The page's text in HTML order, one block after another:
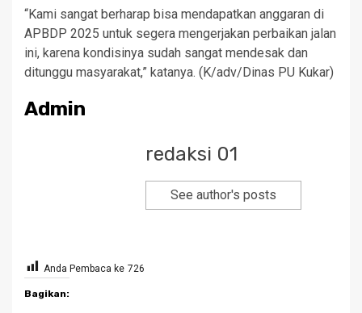
“Kami sangat berharap bisa mendapatkan anggaran di
APBDP 2025 untuk segera mengerjakan perbaikan jalan
ini, karena kondisinya sudah sangat mendesak dan
ditunggu masyarakat,” katanya. (K/adv/Dinas PU Kukar)
Admin
redaksi 01
See author's posts
Anda Pembaca ke 726
Bagikan: